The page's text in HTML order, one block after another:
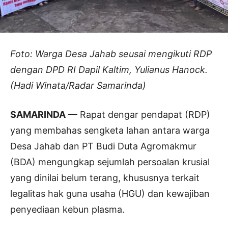
Foto: Warga Desa Jahab seusai mengikuti RDP
dengan DPD RI Dapil Kaltim, Yulianus Hanock.
(Hadi Winata/Radar Samarinda)
SAMARINDA — Rapat dengar pendapat (RDP)
yang membahas sengketa lahan antara warga
Desa Jahab dan PT Budi Duta Agromakmur
(BDA) mengungkap sejumlah persoalan krusial
yang dinilai belum terang, khususnya terkait
legalitas hak guna usaha (HGU) dan kewajiban
penyediaan kebun plasma.